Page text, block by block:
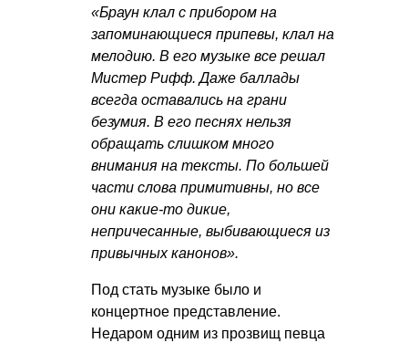
«Браун клал с прибором на
запоминающиеся припевы, клал на
мелодию. В его музыке все решал
Мистер Рифф. Даже баллады
всегда оставались на грани
безумия. В его песнях нельзя
обращать слишком много
внимания на тексты. По большей
части слова примитивны, но все
они какие-то дикие,
непричесанные, выбивающиеся из
привычных канонов».
Под стать музыке было и
концертное представление.
Недаром одним из прозвищ певца